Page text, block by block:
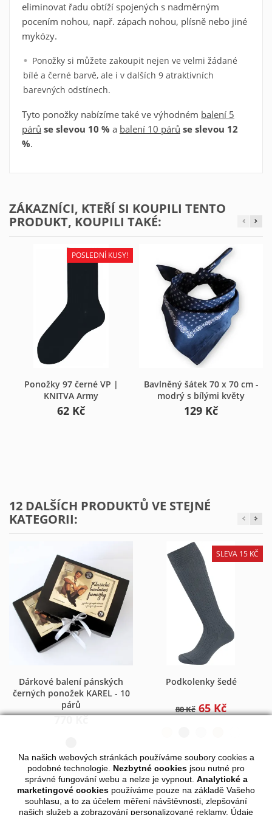
eliminovat řadu obtíží spojených s nadměrným
pocením nohou, např. zápach nohou, plísně nebo jiné
mykózy.
Ponožky si můžete zakoupit nejen ve velmi žádané
bílé a černé barvě, ale i v dalších 9 atraktivních
barevných odstínech.
Tyto ponožky nabízíme také ve výhodném balení 5
párů se slevou 10 % a balení 10 párů se slevou 12
%.
ZÁKAZNÍCI, KTEŘÍ SI KOUPILI TENTO
PRODUKT, KOUPILI TAKÉ:
POSLEDNÍ KUSY!
Ponožky 97 černé VP |
KNITVA Army
62 Kč
Bavlněný šátek 70 x 70 cm -
modrý s bílými květy
129 Kč
12 DALŠÍCH PRODUKTŮ VE STEJNÉ
KATEGORII:
Dárkové balení pánských
černých ponožek KAREL - 10
párů
770 Kč
SLEVA 15 KČ
Podkolenky šedé
80 Kč 65 Kč
Zrušit
Zrušit Přihlásit se
Na našich webových stránkách používáme soubory cookies a
podobné technologie. Nezbytné cookies jsou nutné pro
správné fungování webu a nelze je vypnout. Analytické a
marketingové cookies používáme pouze na základě Vašeho
souhlasu, a to za účelem měření návštěvnosti, zlepšování
našich služeb a zobrazování personalizované reklamy. Údaje